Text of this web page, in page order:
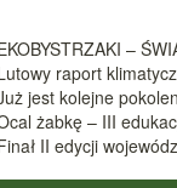
–
raport
jest kolejne
żabkę – III
II edycji